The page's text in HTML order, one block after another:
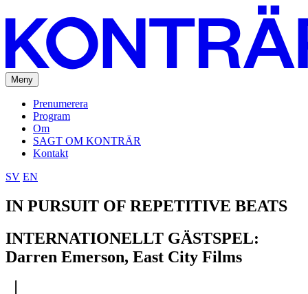
Meny
Prenumerera
Program
Om
SAGT OM KONTRÄR
Kontakt
SV EN
IN PURSUIT OF REPETITIVE BEATS
INTERNATIONELLT GÄSTSPEL:
Darren Emerson, East City Films